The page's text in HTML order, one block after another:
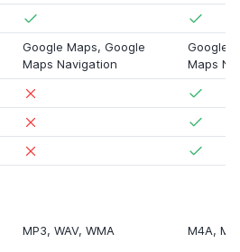
Google Maps, Google
Maps Navigation
Google
Maps
MP3, WAV, WMA M4A,